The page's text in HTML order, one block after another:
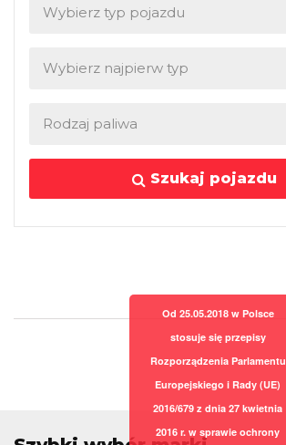
Szukaj pojazdu
Od 25.05.2018 w Polsce
stosuje się przepisy
Rozporządzenia Parlamentu
Europejskiego i Rady (UE)
2016/679 z dnia 27 kwietnia
2016 r. w sprawie ochrony